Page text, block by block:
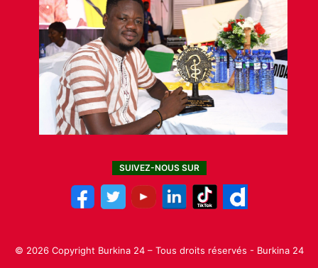
SUIVEZ-NOUS SUR
© 2026 Copyright Burkina 24 – Tous droits réservés - Burkina 24